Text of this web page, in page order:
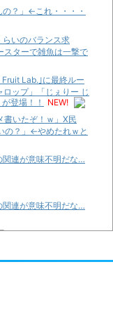
の？」←これ・・・・
らいのバランス求
ターで雑魚は一撃で
Lab.｣に最終ルー
ロップ」「じぇりー じ
登場！！
NEW!
書いたぞ！ｗ」X民
の？」←やめたれｗと
関連が意味不明だな…
関連が意味不明だな…
でKOTOKOが主題歌